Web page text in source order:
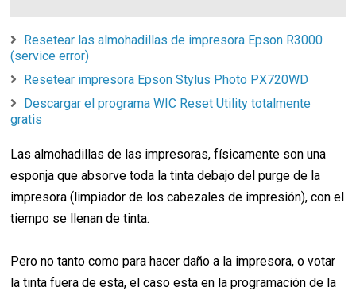
Resetear las almohadillas de impresora Epson R3000
(service error)
Resetear impresora Epson Stylus Photo PX720WD
Descargar el programa WIC Reset Utility totalmente
gratis
Las almohadillas de las impresoras, físicamente son una
esponja que absorve toda la tinta debajo del purge de la
impresora (limpiador de los cabezales de impresión), con el
tiempo se llenan de tinta.
Pero no tanto como para hacer daño a la impresora, o votar
la tinta fuera de esta, el caso esta en la programación de la